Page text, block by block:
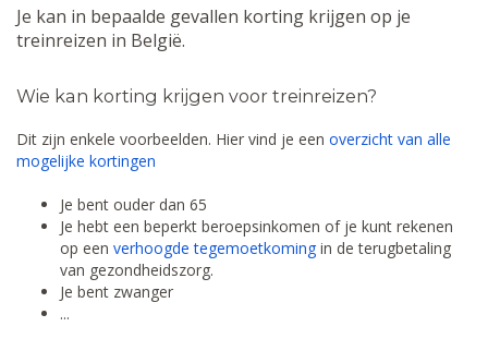
Je kan in bepaalde gevallen korting krijgen op je
treinreizen in België.
Wie kan korting krijgen voor treinreizen?
Dit zijn enkele voorbeelden. Hier vind je een overzicht van alle
mogelijke kortingen
Je bent ouder dan 65
Je hebt een beperkt beroepsinkomen of je kunt rekenen
op een verhoogde tegemoetkoming in de terugbetaling
van gezondheidszorg.
Je bent zwanger
...